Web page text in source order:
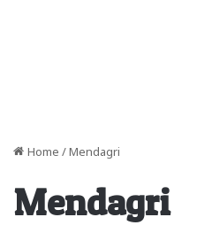
Home / Mendagri
Mendagri